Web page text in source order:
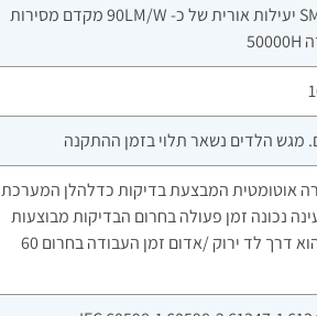
מודול הלד על פלטה מוגבהת SMD-2835 יעילות אורית של כ- 90LM/W מקדם מסירות
אוטומטית המבצעת בדיקות כדלהלן המערכת
נכונה זמן פעולה בחרום הבדיקות מבוצעות
בזמן שהמנורה מחוברת לחשמל החווי הוא דרך לד ירוק /אדום זמן העבודה בחרום 60